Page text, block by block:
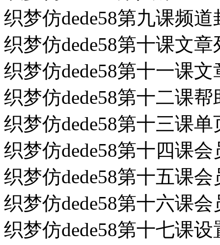
织梦仿dede58第九课频
织梦仿dede58第十课文
织梦仿dede58第十一课
织梦仿dede58第十二课
织梦仿dede58第十三课
织梦仿dede58第十四课
织梦仿dede58第十五课
织梦仿dede58第十六课
织梦仿dede58第十七课